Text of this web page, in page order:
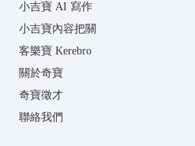
小吉寶 AI 寫作
小吉寶內容把關
客樂寶 Kerebro
關於奇寶
奇寶徵才
聯絡我們